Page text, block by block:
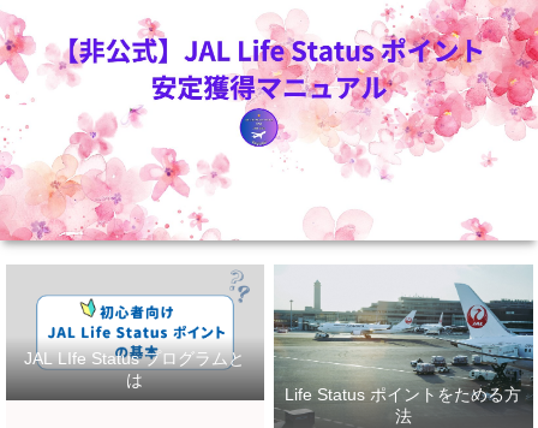
JAL LIfe Status プログラムと
は
Life Status ポイントをためる方
法